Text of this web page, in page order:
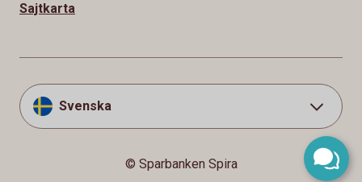
Sajtkarta
Svenska
© Sparbanken Spira